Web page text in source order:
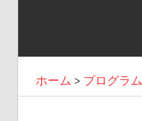
ホーム > プログラム